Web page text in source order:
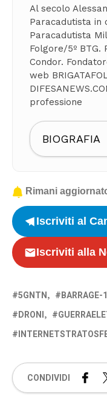
Al secolo
Paracadutista in
Paracadutista
Folgore/5º BTG.
Condor.
web
professione
BIOGRAFIA
Rimani
Iscriviti al
Iscriviti alla
5GNTN BARRAGE-1
DRONI
CONDIVIDI